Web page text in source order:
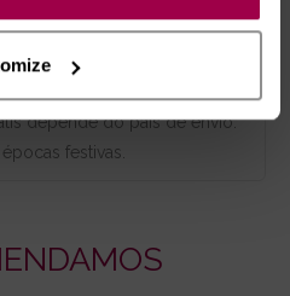
pedidos antes das 16:00 h.
será entregue em 48
depende do país de envio.
festivas.